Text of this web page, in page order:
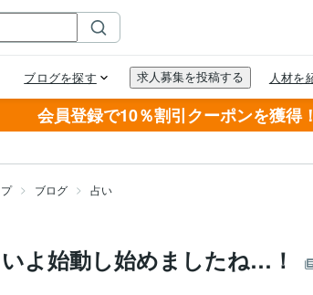
会員登録で10％割引クーポンを獲得！
ブログ 占い
よ始動し始めましたね…！